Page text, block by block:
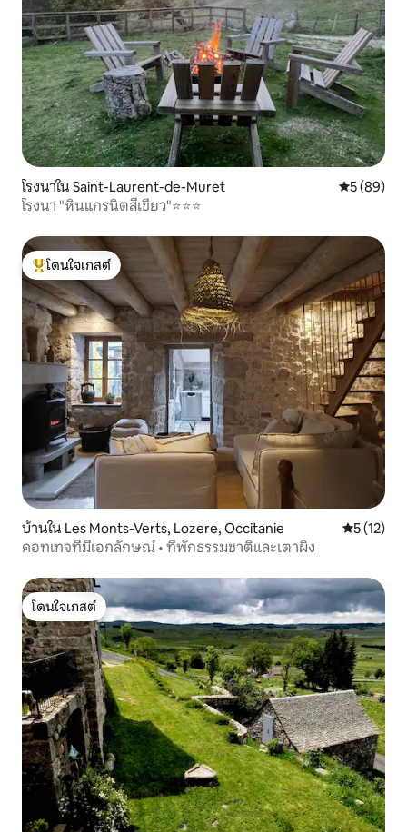
โรงนาใน Saint-Laurent-de-Muret คะแนนเฉลี่
5 (89)
โรงนา "หินแกรนิตสีเขียว"⭐️⭐️⭐️
โดนใจเกสต์ที่สุด
โดนใจเกสต์
บ้านใน Les Monts-Verts, Lozere, Occitanie คะแนนเฉลี่
5 (12)
คอทเทจที่มีเอกลักษณ์ • ที่พักธรรมชาติและเตาผิง
โดนใจเกสต์
โดนใจเกสต์